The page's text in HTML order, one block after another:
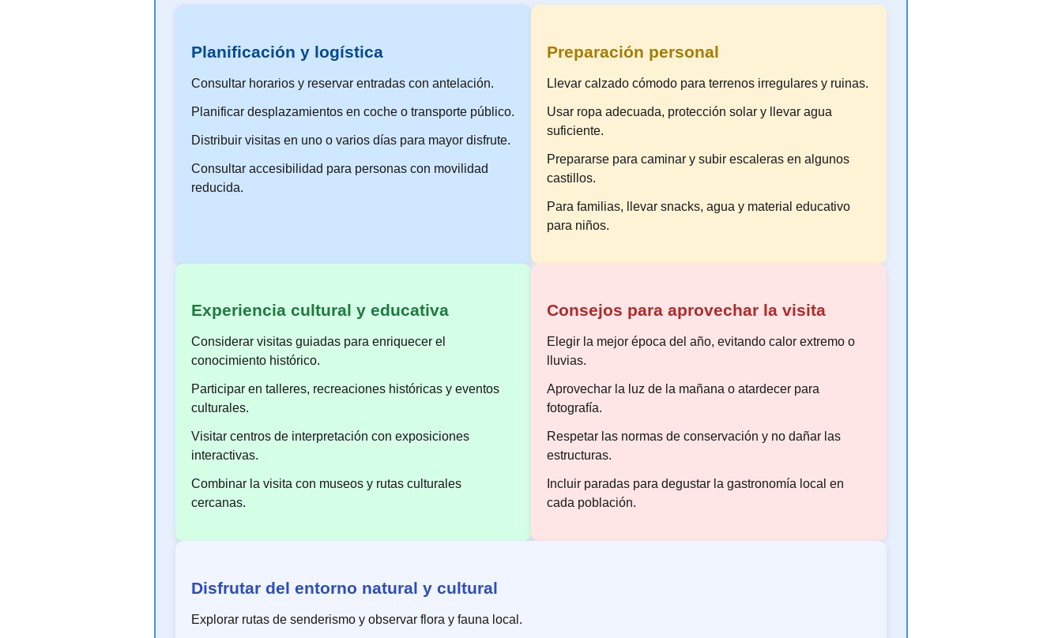
Planificación y logística
Consultar horarios y reservar entradas con antelación.
Planificar desplazamientos en coche o transporte público.
Distribuir visitas en uno o varios días para mayor disfrute.
Consultar accesibilidad para personas con movilidad
reducida.
Preparación personal
Llevar calzado cómodo para terrenos irregulares y ruinas.
Usar ropa adecuada, protección solar y llevar agua
suficiente.
Prepararse para caminar y subir escaleras en algunos
castillos.
Para familias, llevar snacks, agua y material educativo
para niños.
Experiencia cultural y educativa
Considerar visitas guiadas para enriquecer el
conocimiento histórico.
Participar en talleres, recreaciones históricas y eventos
culturales.
Visitar centros de interpretación con exposiciones
interactivas.
Combinar la visita con museos y rutas culturales
cercanas.
Consejos para aprovechar la visita
Elegir la mejor época del año, evitando calor extremo o
lluvias.
Aprovechar la luz de la mañana o atardecer para
fotografía.
Respetar las normas de conservación y no dañar las
estructuras.
Incluir paradas para degustar la gastronomía local en
cada población.
Disfrutar del entorno natural y cultural
Explorar rutas de senderismo y observar flora y fauna local.